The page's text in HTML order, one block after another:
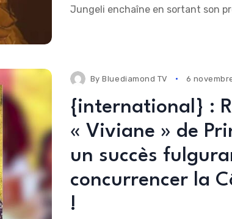
Jungeli enchaîne en sortant son
ByBluediamond TV 6
{international} :
« Viviane » de
un succès
concurrencer la
!